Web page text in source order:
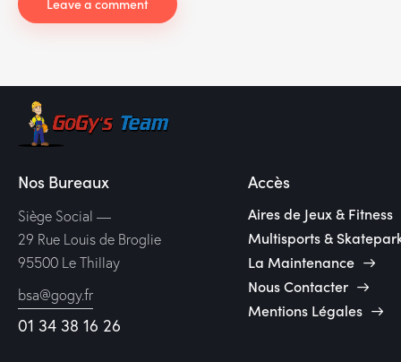
Nos Bureaux
Siège Social —
29 Rue Louis de Broglie
95500 Le Thillay
bsa@gogy.fr
01 34 38 16 26
Accès
Aires de Jeux & Fitness
Multisports &
La Maintenance
Nous Contacter
Mentions Légales